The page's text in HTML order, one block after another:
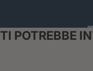
TI POTREBBE